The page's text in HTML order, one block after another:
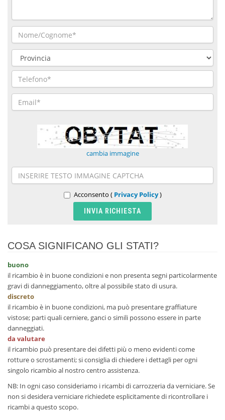
cambia immagine
Acconsento ( Privacy Policy)
COSA SIGNIFICANO GLI STATI?
buono
il ricambio è in buone condizioni e non presenta segni particolarmente
gravi di danneggiamento, oltre al possibile stato di usura.
discreto
il ricambio è in buone condizioni, ma può presentare graffiature
vistose; parti quali cerniere, ganci o simili possono essere in parte
danneggiati.
da valutare
il ricambio può presentare dei difetti più o meno evidenti come
rotture o scrostamenti; si consiglia di chiedere i dettagli per ogni
singolo ricambio al nostro centro assistenza.
NB: In ogni caso consideriamo i ricambi di carrozzeria da verniciare. Se
non si desidera verniciare richiedete esplicitamente di ricontrollare i
ricambi a questo scopo.